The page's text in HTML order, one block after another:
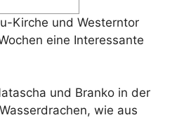
Kirche und Westerntor
eine Interessante
und Branko in der
wie aus